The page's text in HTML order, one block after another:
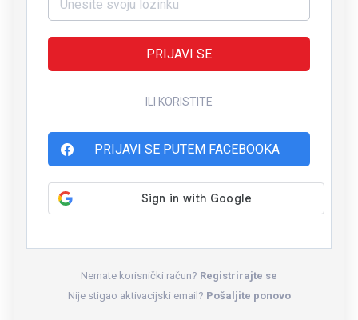
PRIJAVI SE
ILI KORISTITE
PRIJAVI SE PUTEM FACEBOOKA
Nemate korisnički račun? Registrirajte se
Nije stigao aktivacijski email? Pošaljite ponovo